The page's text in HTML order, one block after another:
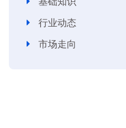
行业动态
市场走向